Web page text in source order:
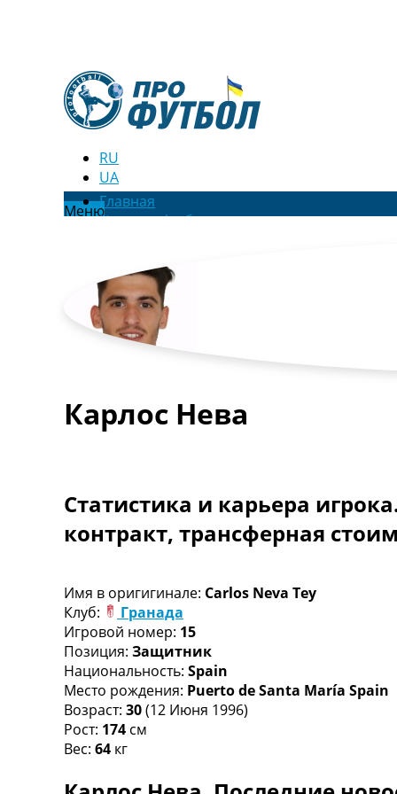
RU
UA
МенюГлавная
Новости футбола
Новости футбола Украины
Последние комментарии
Конкурс прогнозов
Логин
Рейтинги
Турниры
Англия. Премьер Лига
Испания. Ла Лига
Другие Турниры >>>
Таблицы групп Чемпионата Мира
Украина. Премьер-Лига
Украина. Первая Лига
Лига Чемпионов. Таблицы групп
Англия. Премьер-Лига
Испания. Ла Лига
Все таблицы >>>
Рейтинги
Рейтинг ФИФА
Карлос Нева
Статистика и карьера
контракт, трансферная
Имя в оригигинале: Carlos Neva Tey
Клуб:
Гранада
Игровой номер: 15
Позиция: Защитник
Национальность: Spain
Место рождения: Puerto de Santa María Spain
Возраст: 30(12 Июня 1996)
Рост: 174 см
Вес: 64 кг